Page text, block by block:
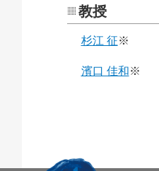
教授
杉江 征※
濱口 佳和※